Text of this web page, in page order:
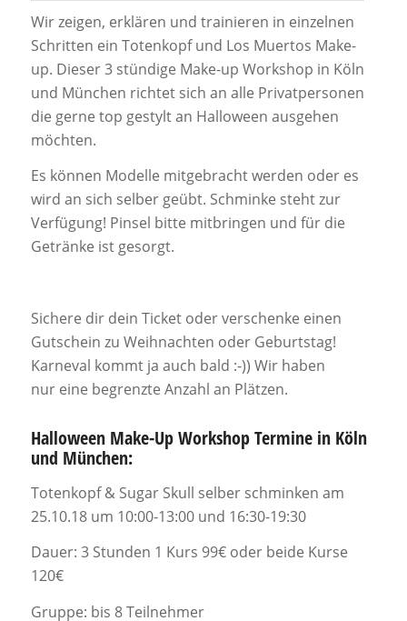
Wir zeigen, erklären und trainieren in einzelnen
Schritten ein Totenkopf und Los Muertos Make-
up. Dieser 3 stündige Make-up Workshop in Köln
und München richtet sich an alle Privatpersonen
die gerne top gestylt an Halloween ausgehen
möchten.
Es können Modelle mitgebracht werden oder es
wird an sich selber geübt. Schminke steht zur
Verfügung! Pinsel bitte mitbringen und für die
Getränke ist gesorgt.
Sichere dir dein Ticket oder verschenke einen
Gutschein zu Weihnachten oder Geburtstag!
Karneval kommt ja auch bald :-)) Wir haben
nur eine begrenzte Anzahl an Plätzen.
Halloween Make-Up Workshop Termine in Köln
und München:
Totenkopf & Sugar Skull selber schminken am
25.10.18 um 10:00-13:00 und 16:30-19:30
Dauer: 3 Stunden 1 Kurs 99€ oder beide Kurse
120€
Gruppe: bis 8 Teilnehmer